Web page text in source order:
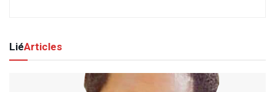
LiéArticles